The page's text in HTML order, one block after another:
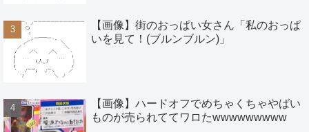
【画像】街のおっぱい女さん「私のおっぱ
いを見て！(ブルンブルン)」
【画像】ハードオフでめちゃくちゃやばい
ものが売られててワロたwwwwwwwww